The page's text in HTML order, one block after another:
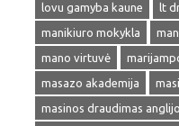
lovu gamyba kaune
lt
manikiuro mokykla
mano virtuvė
masazo akademija
masinos draudimas